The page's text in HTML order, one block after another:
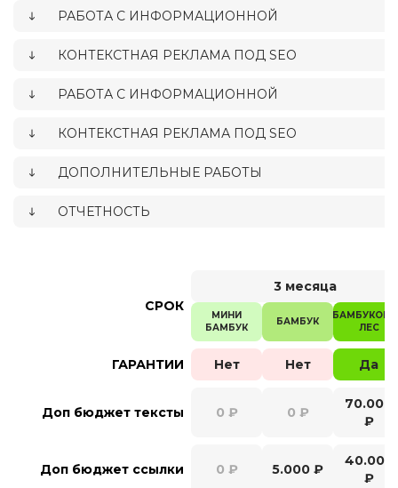
РАБОТА С ИНФОРМАЦИОННОЙ
КОНТЕКСТНАЯ РЕКЛАМА ПОД SEO
РАБОТА С ИНФОРМАЦИОННОЙ
КОНТЕКСТНАЯ РЕКЛАМА ПОД SEO
ДОПОЛНИТЕЛЬНЫЕ РАБОТЫ
ОТЧЕТНОСТЬ
СРОК
3 месяца
МИНИ
БАМБУК
БАМБУК
ЛЕС
ГАРАНТИИ Нет Нет Да
Доп бюджет тексты 0 ₽ 0 ₽
70.000
₽
Доп бюджет ссылки 0 ₽ 5.000 ₽
40.000
₽